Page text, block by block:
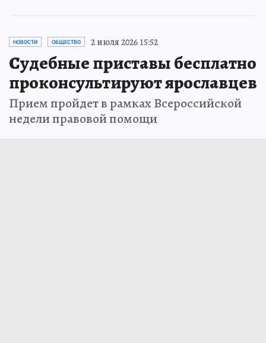
НОВОСТИ ОБЩЕСТВО 2 июля 2026 15:52
Судебные приставы бесплатно
проконсультируют ярославцев
Прием пройдет в рамках Всероссийской
недели правовой помощи